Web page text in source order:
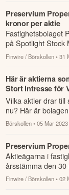
Preservium
kronor per aktie
Fastighetsbolaget
på Spotlight Stock
kronor per a...
Finwire / Börskollen • 31
Här är aktierna
Stort intresse för
Fastigheter
Vilka aktier drar till
nu? Här är
skapat flest nya
Börskollen • 05 Mar
Preservium
Aktieägarna i
årsstämma den
Finwire / Börskollen • 02